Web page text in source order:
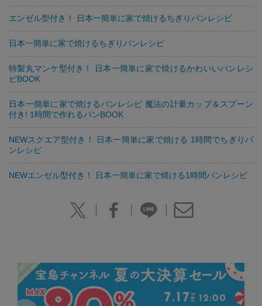
エンゼル型付き！ 日本一簡単に家で焼けるちぎりパンレシピ
日本一簡単に家で焼けるちぎりパンレシピ
特製丸マンケ型付き！ 日本一簡単に家で焼けるかわいいパンレシ
ピBOOK
日本一簡単に家で焼けるパンレシピ 魔法の計量カップ＆スプーン
付き! 1時間で作れるパンBOOK
NEWスクエア型付き！ 日本一簡単に家で焼ける 1時間でちぎりパ
ンレシピ
NEWエンゼル型付き！ 日本一簡単に家で焼ける1時間パンレシピ